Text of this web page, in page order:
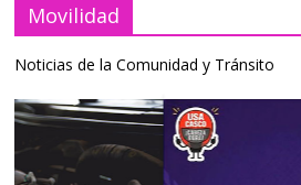
Movilidad
Noticias de la Comunidad y Tránsito